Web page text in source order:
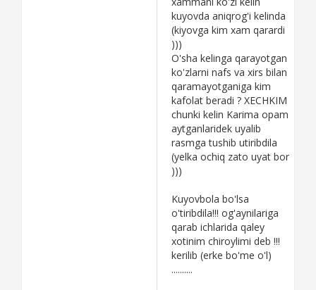
kuyovda aniqrog'i kelinda
(kiyovga kim xam qarardi
)))
O'sha kelinga qarayotgan
ko'zlarni nafs va xirs bilan
qaramayotganiga kim
kafolat beradi ? XECHKIM
chunki kelin Karima opam
aytganlaridek uyalib
rasmga tushib utiribdila
(yelka ochiq zato uyat bor
)))
Kuyovbola bo'lsa
o'tiribdila!!! og'aynilariga
qarab ichlarida qaley
xotinim chiroylimi deb !!!
kerilib (erke bo'me o'l)
..........